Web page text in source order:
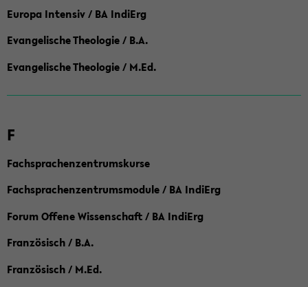
Europa Intensiv / BA IndiErg
Evangelische Theologie / B.A.
Evangelische Theologie / M.Ed.
F
Fachsprachenzentrumskurse
Fachsprachenzentrumsmodule / BA IndiErg
Forum Offene Wissenschaft / BA IndiErg
Französisch / B.A.
Französisch / M.Ed.